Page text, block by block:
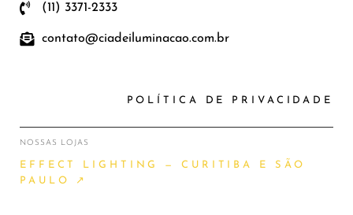
(11) 3371-2333
contato@ciadeiluminacao.com.br
POLÍTICA DE PRIVACIDADE
NOSSAS LOJAS
EFFECT LIGHTING — CURITIBA E SÃO
PAULO ↗